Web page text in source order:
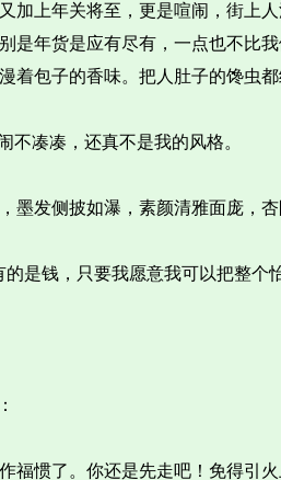
加上年关将至，更是喧闹，街上
是年货是应有尽有，一点也不比
包子的香味。把人肚子的馋虫都
凑凑，还真不是我的风格。
墨发侧披如瀑，素颜清雅面庞，
是钱，只要我愿意我可以把整个
福惯了。你还是先走吧！免得引火